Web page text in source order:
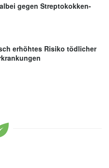
gegen Streptokokken-
erhöhtes Risiko tödlicher